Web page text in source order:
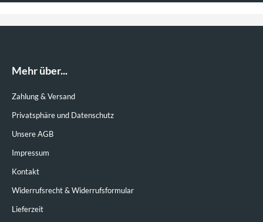
Mehr über...
Zahlung & Versand
Privatsphäre und Datenschutz
Unsere AGB
Impressum
Kontakt
Widerrufsrecht & Widerrufsformular
Lieferzeit